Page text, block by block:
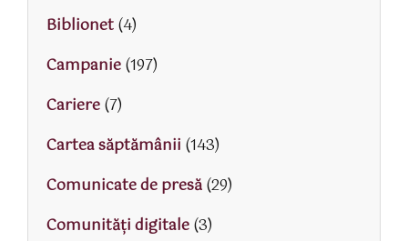
Biblionet(4)
Campanie(197)
Cariere(7)
Cartea săptămânii (143)
Comunicate de presă(29)
Comunități digitale(3)